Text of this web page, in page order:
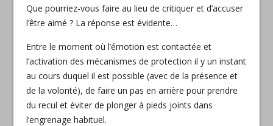
Que pourriez-vous faire au lieu de critiquer et d’accuser
l’être aimé ? La réponse est évidente…
Entre le moment où l’émotion est contactée et
l’activation des mécanismes de protection il y un instant
au cours duquel il est possible (avec de la présence et
de la volonté), de faire un pas en arrière pour prendre
du recul et éviter de plonger à pieds joints dans
l’engrenage habituel.